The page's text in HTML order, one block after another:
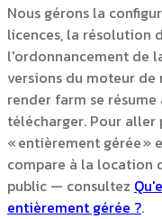
Nous gérons la
licences, la résolution
l'ordonnancement de
versions du moteur
render farm se
télécharger. Pour aller
« entièrement gérée »
compare à la location
public — consultez
entièrement gérée ?.